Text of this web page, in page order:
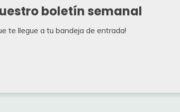
boletín semanal
te llegue a tu bandeja de entrada!